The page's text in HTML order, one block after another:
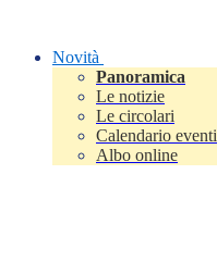
Novità
Panoramica
Le notizie
Le circolari
Calendario eventi
Albo online